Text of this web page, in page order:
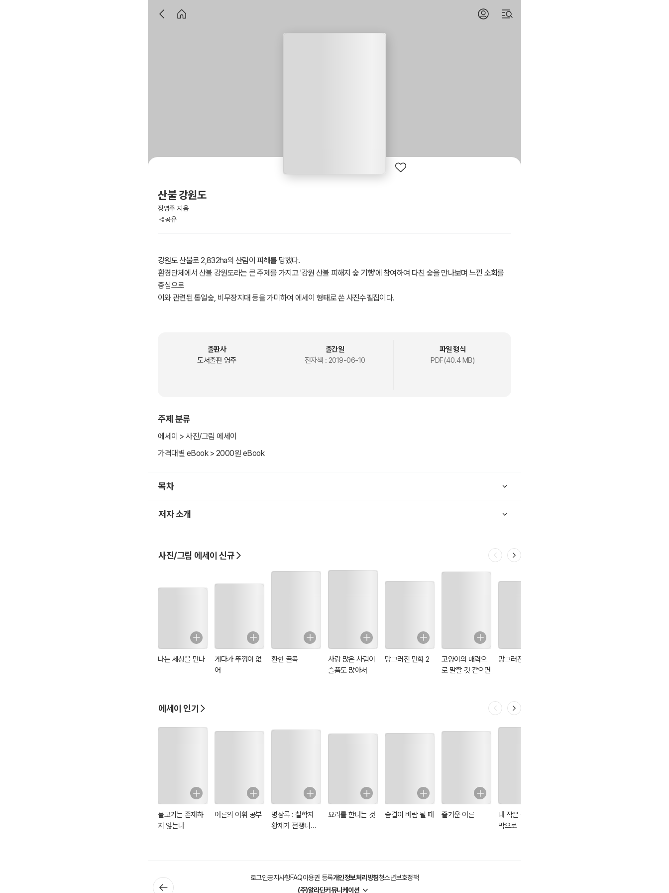
산불 강원도
장영주 지음
공유
강원도 산불로 2,832ha의 산림이 피해를 당했다.
환경단체에서 산불 강원도라는 큰 주제를 가지고 '강원 산불 피해지 숲 기행'에 참여하여 다친 숲을 만나보며 느낀 소회를
중심으로
이와 관련된 통일숲, 비무장지대 등을 가미하여 에세이 형태로 쓴 사진수필집이다.
출판사
도서출판 영주
출간일
전자책 : 2019-06-10
파일 형식
PDF(40.4 MB)
주제 분류
에세이 > 사진/그림 에세이
가격대별 eBook > 2000원 eBook
목차
저자 소개
사진/그림 에세이 신규
나는 세상을 만나
게다가 뚜껑이 없
어
환한 골목
사랑 많은 사람이
슬픔도 많아서
망그러진 만화 2
고양이의 매력으
로 말할 것 같으면
망그러진 만화 3
에세이 인기
물고기는 존재하
지 않는다
어른의 어휘 공부
명상록 : 철학자
황제가 전쟁터에
요리를 한다는 것 숨결이 바람 될 때 즐거운 어른
내 작은 숲속 오두
막으로
로그인공지사항FAQ이용권 등록개인정보처리방침청소년보호정책
(주)알라딘커뮤니케이션